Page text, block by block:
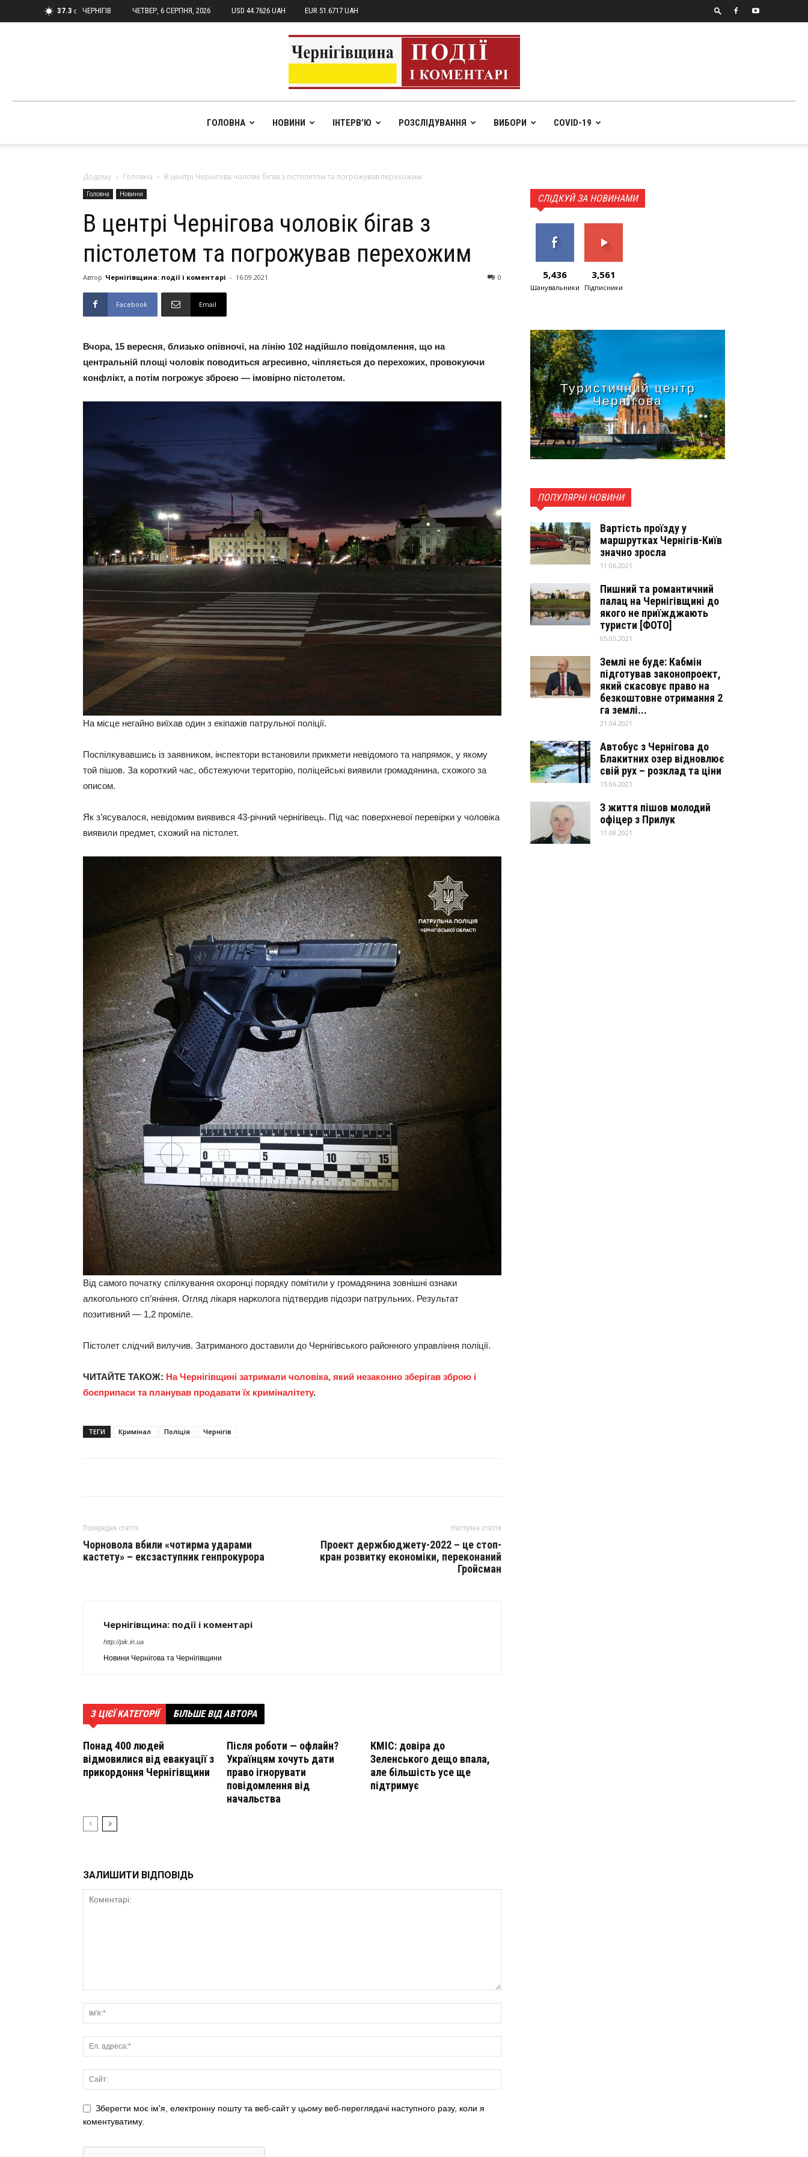
37.3 C ЧЕРНІГІВ ЧЕТВЕР, 6 СЕРПНЯ, 2026 USD 44.7626 UAH EUR 51.6717 UAH
pik.in.ua
ГОЛОВНА НОВИНИ ІНТЕРВ’Ю РОЗСЛІДУВАННЯ ВИБОРИ COVID-19
Додому Головна В центрі Чернігова чоловік бігав з пістолетом та погрожував перехожим
Головна Новини
В центрі Чернігова чоловік бігав з
пістолетом та погрожував перехожим
Автор Чернігівщина: події і коментарі - 16.09.2021 0
Facebook Email
Вчора, 15 вересня, близько опівночі, на лінію 102 надійшло повідомлення, що на
центральній площі чоловік поводиться агресивно, чіпляється до перехожих, провокуючи
конфлікт, а потім погрожує зброєю — імовірно пістолетом.
На місце негайно виїхав один з екіпажів патрульної поліції.
Поспілкувавшись із заявником, інспектори встановили прикмети невідомого та напрямок, у якому
той пішов. За короткий час, обстежуючи територію, поліцейські виявили громадянина, схожого за
описом.
Як з’ясувалося, невідомим виявився 43-річний чернігівець. Під час поверхневої перевірки у чоловіка
виявили предмет, схожий на пістолет.
Від самого початку спілкування охоронці порядку помітили у громадянина зовнішні ознаки
алкогольного сп’яніння. Огляд лікаря нарколога підтвердив підозри патрульних. Результат
позитивний — 1,2 проміле.
Пістолет слідчий вилучив. Затриманого доставили до Чернігівського районного управління поліції.
ЧИТАЙТЕ ТАКОЖ: На Чернігівщині затримали чоловіка, який незаконно зберігав зброю і
боєприпаси та планував продавати їх криміналітету.
ТЕГИ Кримінал Поліція Чернігів
Попередня стаття
Чорновола вбили «чотирма ударами
кастету» – ексзаступник генпрокурора
Наступна стаття
Проект держбюджету-2022 – це стоп-
кран розвитку економіки, переконаний
Гройсман
Чернігівщина: події і коментарі
http://pik.in.ua
Новини Чернігова та Чернігівщини
З ЦІЄЇ КАТЕГОРІЇ БІЛЬШЕ ВІД АВТОРА
Понад 400 людей
відмовилися від евакуації з
прикордоння Чернігівщини
Після роботи — офлайн?
Українцям хочуть дати
право ігнорувати
повідомлення від
начальства
КМІС: довіра до
Зеленського дещо впала,
але більшість усе ще
підтримує
ЗАЛИШИТИ ВІДПОВІДЬ
Зберегти моє ім'я, електронну пошту та веб-сайт у цьому веб-переглядачі наступного разу, коли я
коментуватиму.
СЛІДКУЙ ЗА НОВИНАМИ
5,436
Шанувальники
3,561
Підписники
Туристичний центр
Чернігова
ПОПУЛЯРНІ НОВИНИ
Вартість проїзду у
маршрутках Чернігів-Київ
значно зросла
11.06.2021
Пишний та романтичний
палац на Чернігівщині до
якого не приїжджають
туристи [ФОТО]
05.05.2021
Землі не буде: Кабмін
підготував законопроект,
який скасовує право на
безкоштовне отримання 2
га землі...
21.04.2021
Автобус з Чернігова до
Блакитних озер відновлює
свій рух – розклад та ціни
15.06.2021
З життя пішов молодий
офіцер з Прилук
11.08.2021